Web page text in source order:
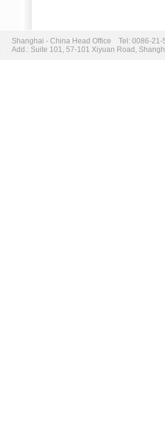
Shanghai - China Head Office Tel: 0086-
Add.: Suite 101, 57-101 Xiyuan Road,